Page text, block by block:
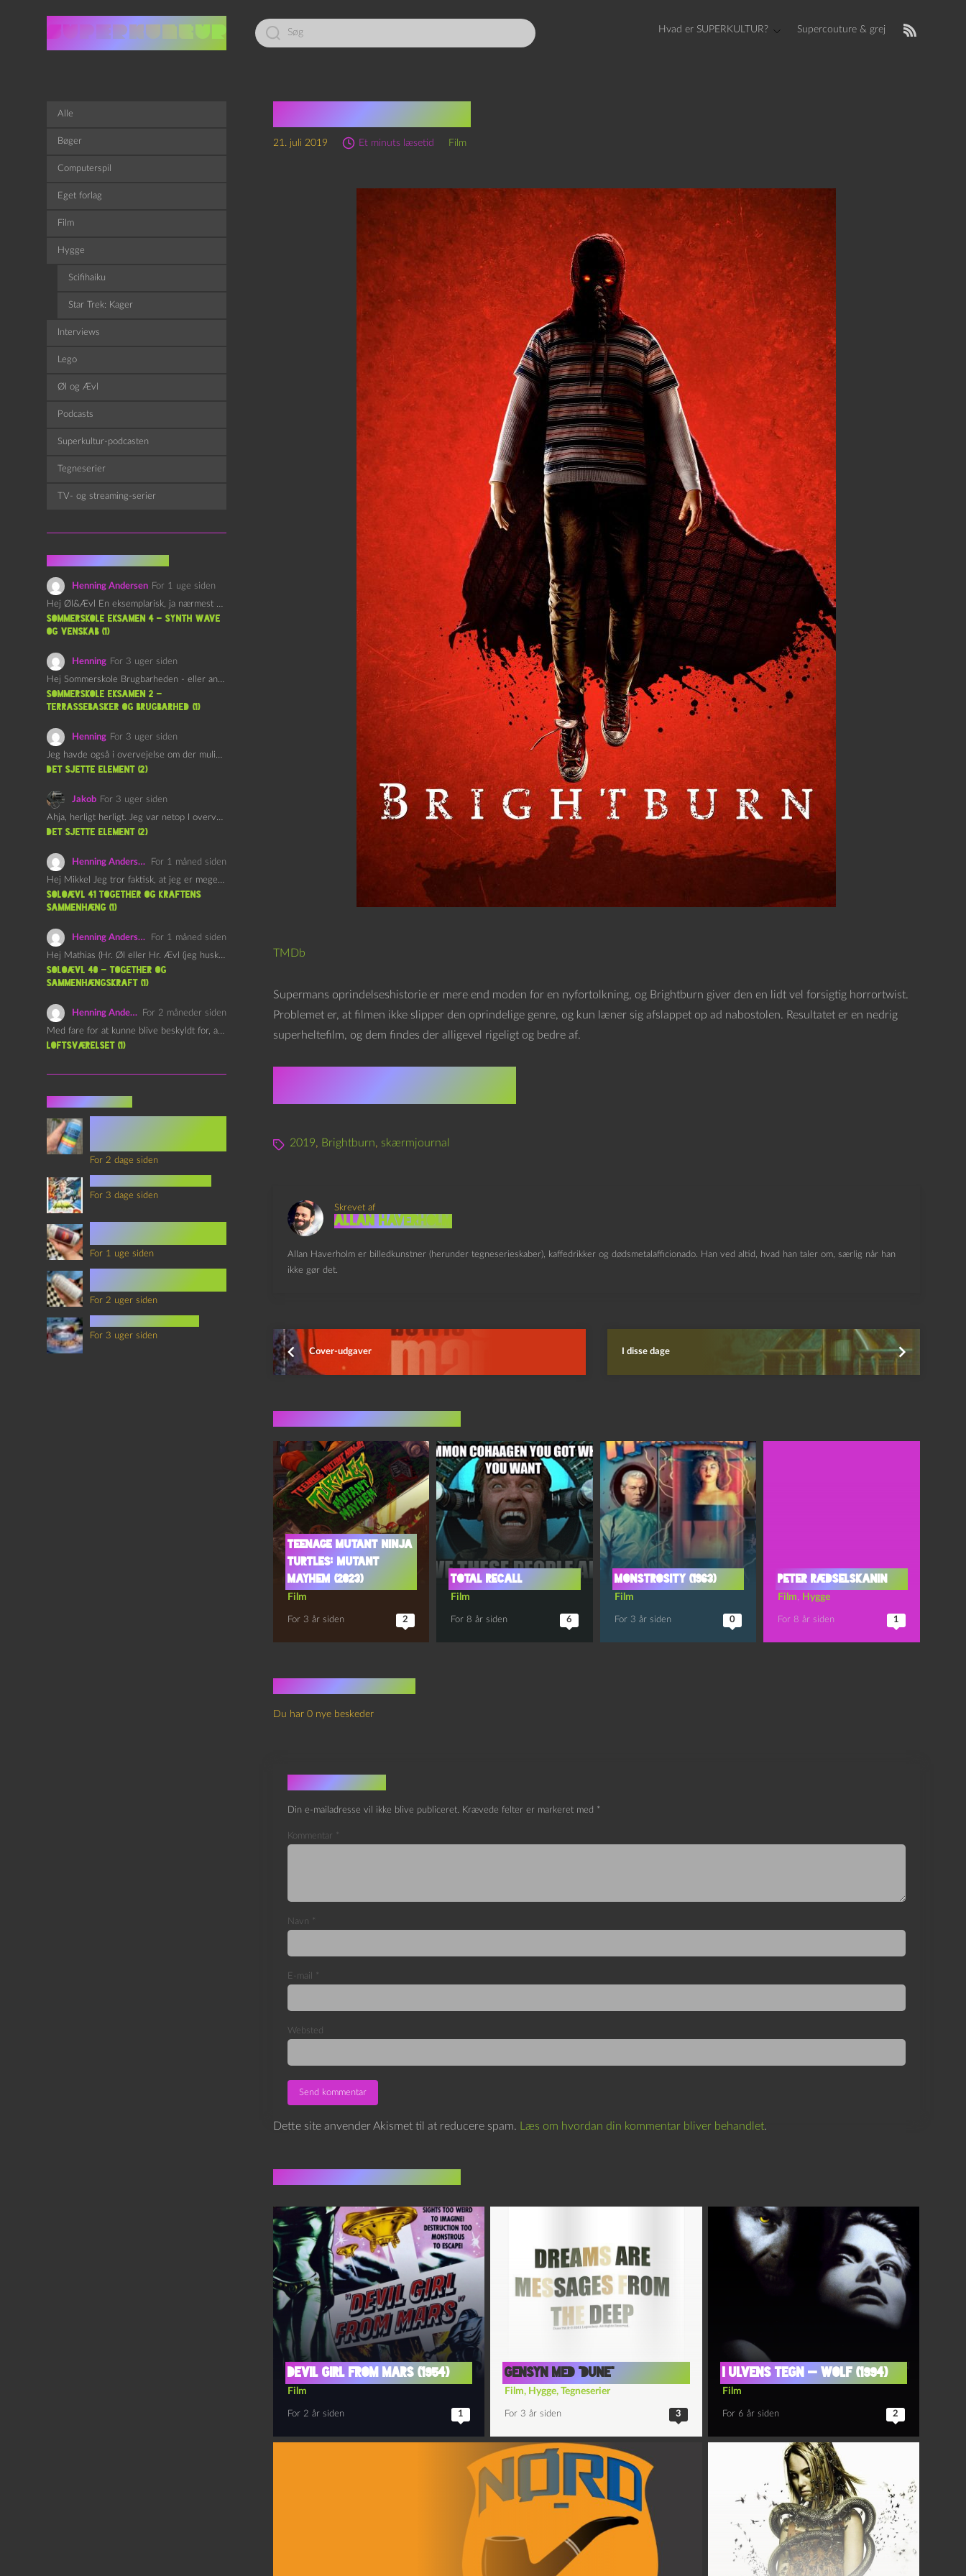
Led
efter:
Hvad er SUPERKULTUR? Supercouture & grej
21. juli 2019 Et minuts læsetid Film
TMDb
Supermans oprindelseshistorie er mere end moden for en nyfortolkning, og Brightburn giver den en lidt vel forsigtig horrortwist.
Problemet er, at filmen ikke slipper den oprindelige genre, og kun læner sig afslappet op ad nabostolen. Resultatet er en nedrig
superheltefilm, og dem findes der alligevel rigeligt og bedre af.
2019, Brightburn, skærmjournal
Skrevet af
Allan Haverholm
Allan Haverholm er billedkunstner (herunder tegneserieskaber), kaffedrikker og dødsmetalafficionado. Han ved altid, hvad han taler om, særlig når han
ikke gør det.
Cover-udgaver I disse dage
Teenage mutant ninja
turtles: Mutant
mayhem (2023)
Film
For 3 år siden 2
Total Recall
Film
For 8 år siden 6
Monstrosity (1963)
Film
For 3 år siden 0
Peter Rædselskanin
Film, Hygge
For 8 år siden 1
Du har 0 nye beskeder
Skriv et svar
Din e-mailadresse vil ikke blive publiceret. Krævede felter er markeret med *
Kommentar *
Navn *
E-mail *
Websted
Dette site anvender Akismet til at reducere spam. Læs om hvordan din kommentar bliver behandlet.
Devil Girl from Mars (1954)
Film
For 2 år siden 1
Gensyn med “Dune”
Film, Hygge,Tegneserier
For 3 år siden 3
I ulvens tegn — Wolf (1994)
Film
For 6 år siden 2
Alle
Bøger
Computerspil
Eget forlag
Film
Hygge
Scifihaiku
Star Trek: Kager
Interviews
Lego
Øl og Ævl
Podcasts
Superkultur-podcasten
Tegneserier
TV- og streaming-serier
Henning Andersen For 1 uge siden
Hej Øl&Ævl En eksemplarisk, ja nærmest yndefuld, afslutning på SOMMERSKOLEN.…
Sommerskole Eksamen 4 – Synth Wave
og Venskab (1)
Henning For 3 uger siden
Hej Sommerskole Brugbarheden - eller anvendeligheden - af "Øl&Ævl" er…
Sommerskole Eksamen 2 –
Terrassebasker og Brugbarhed (1)
Henning For 3 uger siden
Jeg havde også i overvejelse om der muligvis kunne være…
det sjette element (2)
Jakob For 3 uger siden
Ahja, herligt herligt. Jeg var netop I overvejelser om at…
det sjette element (2)
Henning Andersen
For 1 måned siden
Hej Mikkel Jeg tror faktisk, at jeg er meget enig…
Soloævl 41 Together og Kraftens
Sammenhæng (1)
Henning Andersen
For 1 måned siden
Hej Mathias (Hr. Øl eller Hr. Ævl (jeg husker ikke…
Soloævl 40 – Together og
sammenhængskraft (1)
Henning Andersen
For 2 måneder siden
Med fare for at kunne blive beskyldt for, at være…
Loftsværelset (1)
For 2 dage siden
For 3 dage siden
For 1 uge siden
For 2 uger siden
For 3 uger siden